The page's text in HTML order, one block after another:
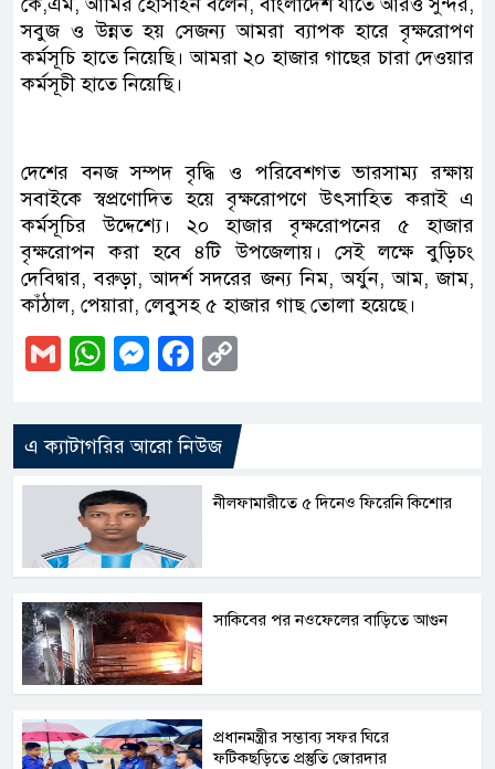
সবুজ ও উন্নত হয় সেজন্য আমরা ব্যাপক হারে বৃক্ষরোপণ
কর্মসূচি হাতে নিয়েছি। আমরা ২০ হাজার গাছের চারা দেওয়ার
কর্মসূচী হাতে নিয়েছি।
দেশের বনজ সম্পদ বৃদ্ধি ও পরিবেশগত ভারসাম্য রক্ষায়
সবাইকে স্বপ্রণোদিত হয়ে বৃক্ষরোপণে উৎসাহিত করাই এ
কর্মসূচির উদ্দেশ্যে। ২০ হাজার বৃক্ষরোপনের ৫ হাজার
বৃক্ষরোপন করা হবে ৪টি উপজেলায়। সেই লক্ষে বুড়িচং
দেবিদ্বার, বরুড়া, আদর্শ সদরের জন্য নিম, অর্যুন, আম, জাম,
কাঁঠাল, পেয়ারা, লেবুসহ ৫ হাজার গাছ তোলা হয়েছে।
GmailWhatsApp
Messenger
Facebook
এ ক্যাটাগরির আরো নিউজ
নীলফামারীতে ৫ দিনেও ফিরেনি কিশোর
সাকিবের পর নওফেলের বাড়িতে আগুন
প্রধানমন্ত্রীর সম্ভাব্য সফর ঘিরে
ফটিকছড়িতে প্রস্তুতি জোরদার